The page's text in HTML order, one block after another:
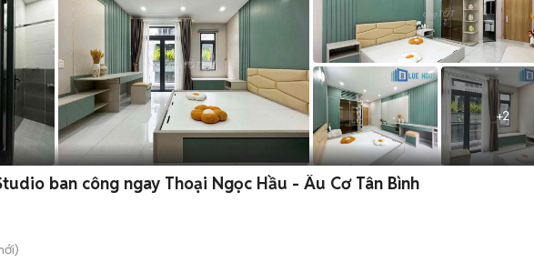
+2
ban công ngay Thoại Ngọc Hầu - Âu Cơ Tân Bình